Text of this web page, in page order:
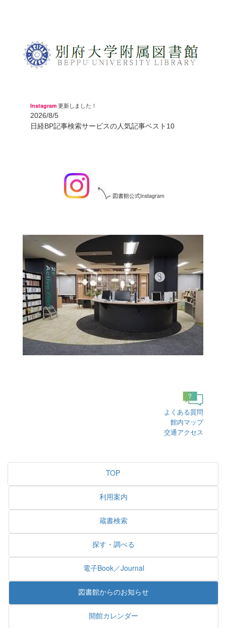
Instagram 更新しました！
2026/8/5
日経BP記事検索サービスの人気記事ベスト10
図書館公式Instagram
よくある質問
館内マップ
交通アクセス
TOP
利用案内
蔵書検索
探す・調べる
電子Book／Journal
図書館からのお知らせ
開館カレンダー